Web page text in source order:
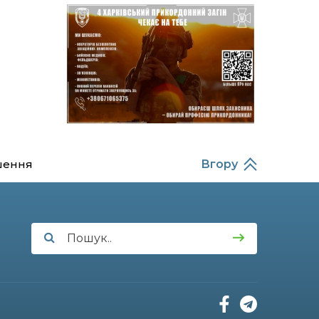
14:37
21 лип
Захищав кордон до
останнього подиху:
пам’яті полеглого
прикордонника
Олександра Кичаня
(ВІДЕО)
11:28
Від штанги до «крил»: як
спорт і характер
перемогу на Донеччині
Вгору